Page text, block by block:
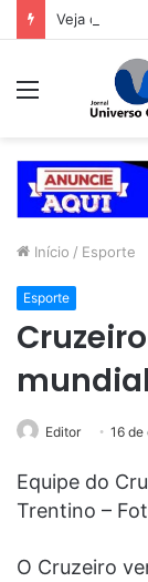
Menu
Início / Esporte
Esporte
Editor 16 de
Equipe do
Trentino –
O Cruzeiro